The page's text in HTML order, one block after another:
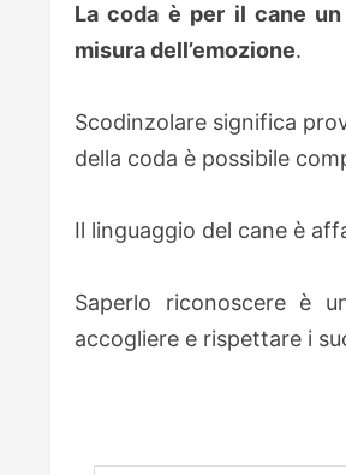
La coda è per il cane
misura dell’emozione.
Scodinzolare significa
della coda è possibile
Il linguaggio del cane è
Saperlo riconoscere è
accogliere e rispettare i